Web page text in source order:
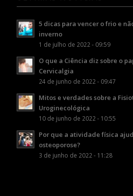
5 dicas para vencer o frio e
inverno
1 de julho de 2022 - 09:59
O que a Ciência diz sobre o
Cervicalgia
24 de junho de 2022 - 09:47
Mitos e verdades sobre a
Uroginecológica
10 de junho de 2022 - 10:55
Por que a atividade física
osteoporose?
3 de junho de 2022 - 11:28